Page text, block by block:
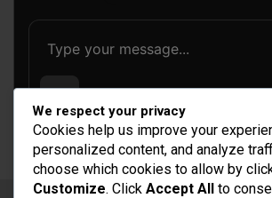
We respect your privacy
Cookies help us improve your
personalized content, and analyze
choose which cookies to allow by
Customize. Click Accept All to